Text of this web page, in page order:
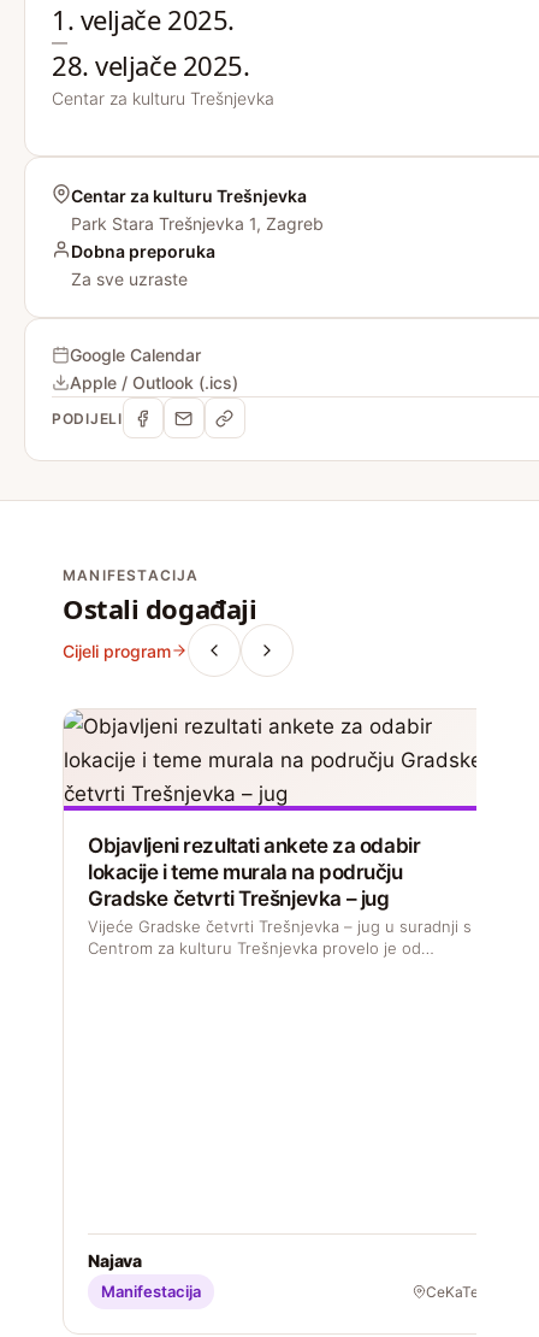
1. veljače 2025.
—
28. veljače 2025.
Centar za kulturu Trešnjevka
Centar za kulturu Trešnjevka
Park Stara Trešnjevka 1, Zagreb
Dobna preporuka
Za sve uzraste
Google Calendar
Apple / Outlook (.ics)
PODIJELI
MANIFESTACIJA
Ostali događaji
Cijeli program
Objavljeni rezultati ankete za odabir
lokacije i teme murala na području
Gradske četvrti Trešnjevka – jug
Vijeće Gradske četvrti Trešnjevka – jug u suradnji s
Centrom za kulturu Trešnjevka provelo je od…
Najava
Manifestacija CeKaTe